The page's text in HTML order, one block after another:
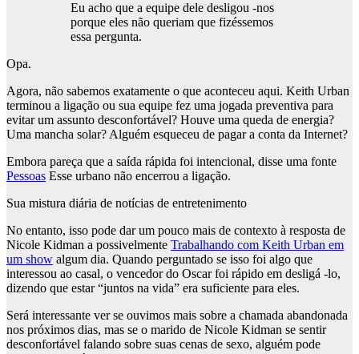
Eu acho que a equipe dele desligou -nos
porque eles não queriam que fizéssemos
essa pergunta.
Opa.
Agora, não sabemos exatamente o que aconteceu aqui. Keith Urban
terminou a ligação ou sua equipe fez uma jogada preventiva para
evitar um assunto desconfortável? Houve uma queda de energia?
Uma mancha solar? Alguém esqueceu de pagar a conta da Internet?
Embora pareça que a saída rápida foi intencional, disse uma fonte
Pessoas Esse urbano não encerrou a ligação.
Sua mistura diária de notícias de entretenimento
No entanto, isso pode dar um pouco mais de contexto à resposta de
Nicole Kidman a possivelmente Trabalhando com Keith Urban em
um show algum dia. Quando perguntado se isso foi algo que
interessou ao casal, o vencedor do Oscar foi rápido em desligá -lo,
dizendo que estar “juntos na vida” era suficiente para eles.
Será interessante ver se ouvimos mais sobre a chamada abandonada
nos próximos dias, mas se o marido de Nicole Kidman se sentir
desconfortável falando sobre suas cenas de sexo, alguém pode